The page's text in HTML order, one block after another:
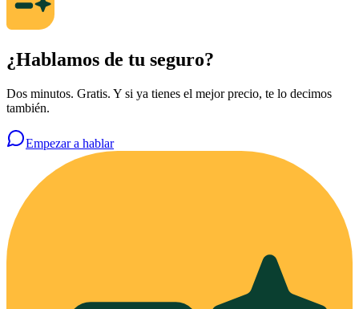
¿Hablamos de tu seguro?
Dos minutos. Gratis. Y si ya tienes el mejor precio, te lo decimos
también.
Empezar a hablar